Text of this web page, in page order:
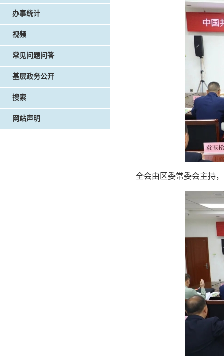
办事统计
视频
常见问题问答
基层政务公开
搜索
网站声明
全会由区委常委会主持